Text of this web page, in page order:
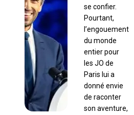
se confier.
Pourtant,
l’engouement
du monde
entier pour
les JO de
Paris lui a
donné envie
de raconter
son aventure,